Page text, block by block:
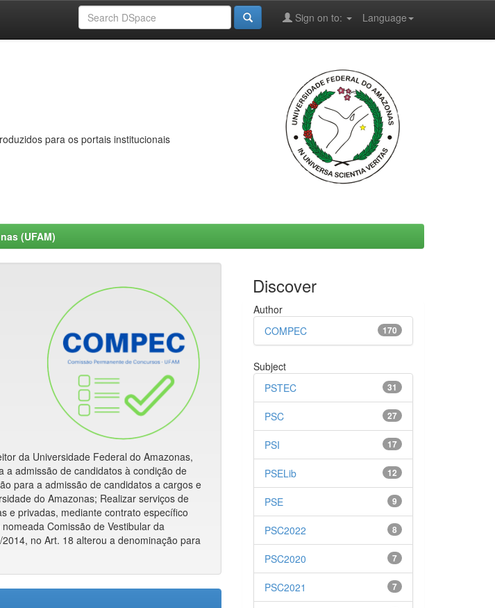
Language
Sign on to:
para os portais institucionais
(UFAM)
da Universidade Federal do Amazonas,
a admissão de candidatos à condição de
para a admissão de candidatos a cargos e
do Amazonas; Realizar serviços de
e privadas, mediante contrato específico
Comissão de Vestibular da
no Art. 18 alterou a denominação para
Discover
Author
170
COMPEC
Subject
31
PSTEC
27
PSC
17
PSI
12
PSELib
9
PSE
8
PSC2022
7
PSC2020
7
PSC2021